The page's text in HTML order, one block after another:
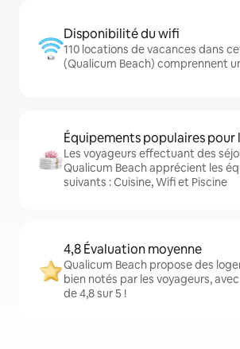
Disponibilité du wifi
110 locations de vacances dans
(Qualicum Beach) comprennent
Équipements populaires pour
Les voyageurs effectuant des
Qualicum Beach apprécient les
suivants : Cuisine, Wifi et Piscine
4,8 Évaluation moyenne
Qualicum Beach propose des
bien notés par les voyageurs,
de 4,8 sur 5 !